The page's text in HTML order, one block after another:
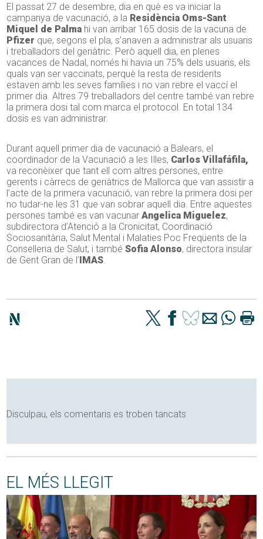
El passat 27 de desembre, dia en què es va iniciar la
campanya de vacunació, a la Residència Oms-Sant
Miquel de Palma hi van arribar 165 dosis de la vacuna de
Pfizer que, segons el pla, s’anaven a administrar als usuaris
i treballadors del geriàtric. Però aquell dia, en plenes
vacances de Nadal, només hi havia un 75% dels usuaris, els
quals van ser vaccinats, perquè la resta de residents
estaven amb les seves famílies i no van rebre el vaccí el
primer dia. Altres 79 treballadors del centre també van rebre
la primera dosi tal com marca el protocol. En total 134
dosis es van administrar.
Durant aquell primer dia de vacunació a Balears, el
coordinador de la Vacunació a les Illes, Carlos Villafáfila,
va reconèixer que tant ell com altres persones, entre
gerents i càrrecs de geriàtrics de Mallorca que van assistir a
l’acte de la primera vacunació, van rebre la primera dosi per
no tudar-ne les 31 que van sobrar aquell dia. Entre aquestes
persones també es van vacunarAngelica Miguelez,
subdirectora d’Atenció a la Cronicitat, Coordinació
Sociosanitària, Salut Mental i Malaties Poc Freqüents de la
Conselleria de Salut, i tambéSofia Alonso, directora insular
de Gent Gran de l’IMAS
Disculpau, els comentaris es troben tancats
EL MÉS LLEGIT